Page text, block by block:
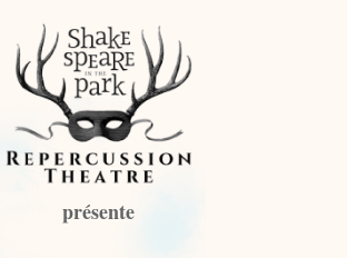
présente